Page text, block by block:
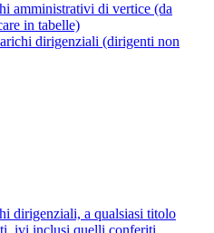
amministrativi di vertice (da
in tabelle)
dirigenziali (dirigenti non
dirigenziali, a qualsiasi titolo